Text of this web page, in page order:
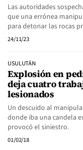
Las autoridades
que una errónea
para detonar las rocas
24/11/23
USULUTÁN
Explosión en
deja cuatro
lesionados
Un descuido al
donde iba una candela
provocó el siniestro.
01/02/18